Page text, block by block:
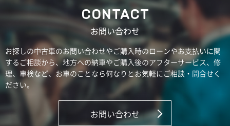
CONTACT
お問い合わせ
お探しの中古車のお問い合わせやご購入時のローンやお支払いに関
するご相談から、地方への納車やご購入後のアフターサービス、修
理、車検など、お車のことなら何なりとお気軽にご相談・問合せく
ださい。
お問い合わせ